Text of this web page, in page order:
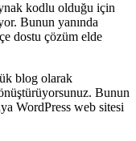
kodlu olduğu için
Bunun yanında
dostu çözüm elde
blog olarak
Bunun
WordPress web sitesi